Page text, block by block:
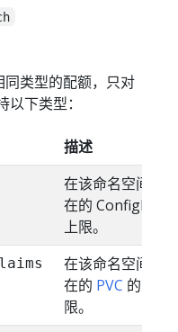
类型的配额，只对
下类型：
描述
在该命名空间中
在的 ConfigMap
上限。
在该命名空间中
在的 PVC 的总数
限。